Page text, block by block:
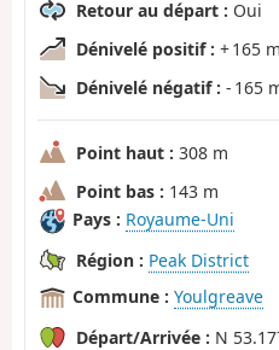
Retour au départ : Oui
Dénivelé positif : + 165 m
Dénivelé négatif : - 165
Point haut : 308 m
Point bas : 143 m
Pays : Royaume-Uni
Région : Peak District
Commune : Youlgreave
Départ/Arrivée : N